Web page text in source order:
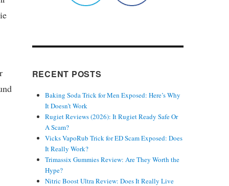
RECENT POSTS
Baking Soda Trick for Men Exposed: Here’s Why
It Doesn’t Work
Rugiet Reviews (2026): It Rugiet Ready Safe Or
A Scam?
Vicks VapoRub Trick for ED Scam Exposed: Does
It Really Work?
Trimassix Gummies Review: Are They Worth the
Hype?
Nitric Boost Ultra Review: Does It Really Live